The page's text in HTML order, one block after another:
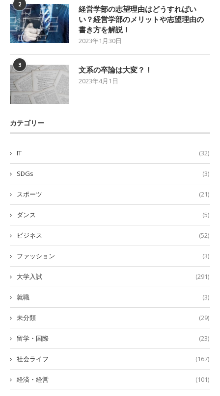
2
経営学部の志望理由はどうすればい
い？経営学部のメリットや志望理由の
書き方を解説！
2023年1月30日
3 文系の卒論は大変？！
2023年4月1日
カテゴリー
IT (32)
SDGs (3)
スポーツ (21)
ダンス (5)
ビジネス (52)
ファッション (3)
大学入試 (291)
就職 (3)
未分類 (29)
留学・国際 (23)
社会ライフ (167)
経済・経営 (101)